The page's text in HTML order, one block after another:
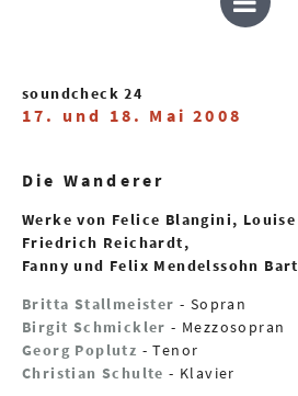
soundcheck 24
17. und 18. Mai 2008
Die Wanderer
Werke von Felice Blangini,
Friedrich Reichardt,
Fanny und Felix Mendelssohn
Britta Stallmeister - Sopran
Birgit Schmickler - Mezzosopran
Georg Poplutz - Tenor
Christian Schulte - Klavier